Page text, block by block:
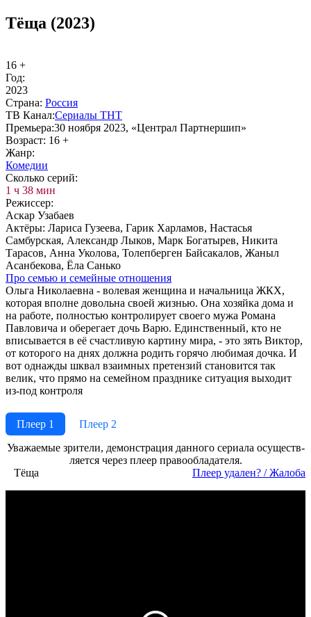
Тёща (2023)
16 +
Год:
2023
Стра­на: Рос­сия
ТВ Ка­нал:Се­риа­лы ТНТ
Пре­мье­ра:30 ноября 2023, «Централ Партнершип»
Воз­раст: 16 +
Жанр:
Ко­ме­дии
Сколь­ко се­рий:
1 ч 38 мин
Ре­жис­сер:
Аскар Узабаев
Ак­тё­ры: Лариса Гузеева, Гарик Харламов, Настасья
Самбурская, Александр Лыков, Марк Богатырев, Никита
Тарасов, Анна Уколова, Толепберген Байсакалов, Жаныл
Асанбекова, Ёла Санько
Про се­мью и се­мей­ные от­но­ше­ния
Ольга Николаевна - волевая женщина и начальница ЖКХ,
которая вполне довольна своей жизнью. Она хозяйка дома и
на работе, полностью контролирует своего мужа Романа
Павловича и оберегает дочь Варю. Единственный, кто не
вписывается в её счастливую картину мира, - это зять Виктор,
от которого на днях должна родить горячо любимая дочка. И
вот однажды шквал взаимных претензий становится так
велик, что прямо на семейном празднике ситуация выходит
из-под контроля
Плеер 1
Плеер 2
Ува­жае­мые зри­те­ли, де­мон­ст­ра­ция дан­но­го се­риа­ла осу­ще­ст­в­
ля­ет­ся че­рез пле­ер пра­во­об­ла­да­те­ля.
Тёща
Пле­ер уда­лен? / Жа­ло­ба